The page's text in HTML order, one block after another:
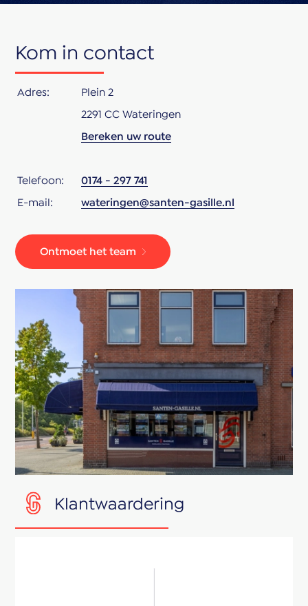
Kom in contact
Adres:
Plein 2
2291 CC Wateringen
Bereken uw route
Telefoon:
0174 - 297 741
E-mail:
wateringen@santen-gasille.nl
Ontmoet het team
Klantwaardering